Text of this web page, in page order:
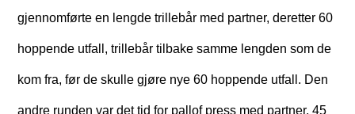
gjennomførte en lengde trillebår med partner, deretter 60
hoppende utfall, trillebår tilbake samme lengden som de
kom fra, før de skulle gjøre nye 60 hoppende utfall. Den
andre runden var det tid for pallof press med partner, 45